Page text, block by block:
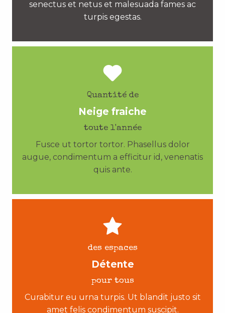
senectus et netus et malesuada fames ac
turpis egestas.
Quantité de
Neige fraiche
toute l'année
Fusce ut tortor tortor. Phasellus dolor
augue, condimentum a efficitur id, venenatis
quis ante.
des espaces
Détente
pour tous
Curabitur eu urna turpis. Ut blandit justo sit
amet felis condimentum suscipit.